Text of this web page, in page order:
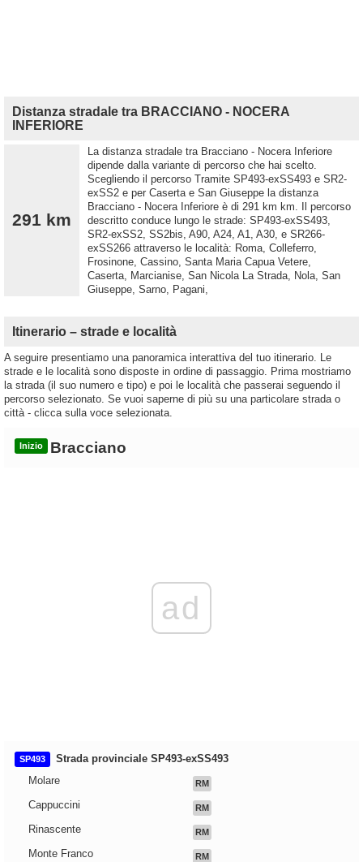
Distanza stradale tra BRACCIANO - NOCERA
INFERIORE
291 km
La distanza stradale tra Bracciano - Nocera Inferiore
dipende dalla variante di percorso che hai scelto.
Scegliendo il percorso Tramite SP493-exSS493 e SR2-
exSS2 e per Caserta e San Giuseppe la distanza
Bracciano - Nocera Inferiore è di 291 km km. Il percorso
descritto conduce lungo le strade: SP493-exSS493,
SR2-exSS2, SS2bis, A90, A24, A1, A30, e SR266-
exSS266 attraverso le località: Roma, Colleferro,
Frosinone, Cassino, Santa Maria Capua Vetere,
Caserta, Marcianise, San Nicola La Strada, Nola, San
Giuseppe, Sarno, Pagani,
Itinerario – strade e località
A seguire presentiamo una panoramica interattiva del tuo itinerario. Le
strade e le località sono disposte in ordine di passaggio. Prima mostriamo
la strada (il suo numero e tipo) e poi le località che passerai seguendo il
percorso selezionato. Se vuoi saperne di più su una particolare strada o
città - clicca sulla voce selezionata.
Inizio Bracciano
ad
SP493
Strada provinciale SP493-exSS493
Molare
RM
Cappuccini RM
Rinascente RM
Monte Franco RM